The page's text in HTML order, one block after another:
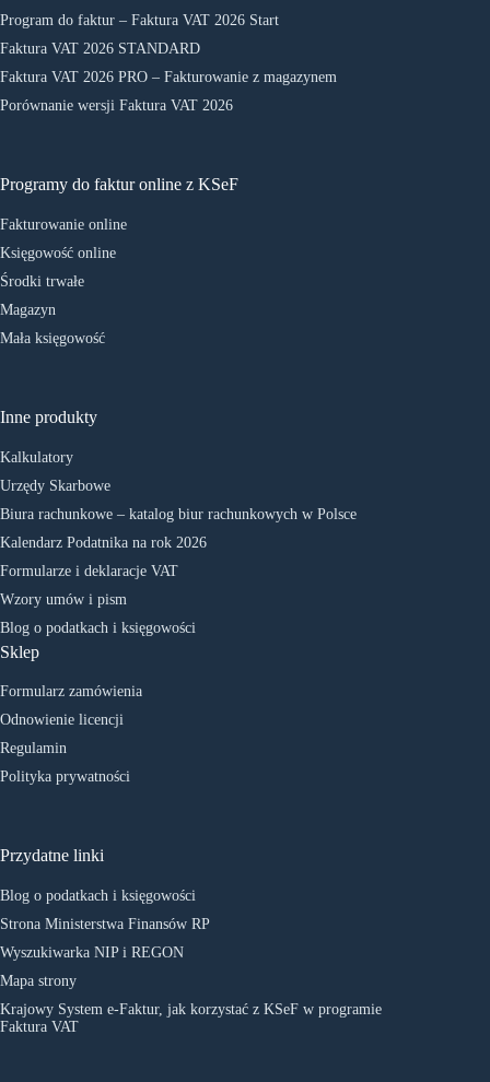
Program do faktur – Faktura VAT 2026 Start
Faktura VAT 2026 STANDARD
Faktura VAT 2026 PRO – Fakturowanie z magazynem
Porównanie wersji Faktura VAT 2026
Programy do faktur online z KSeF
Fakturowanie online
Księgowość online
Środki trwałe
Magazyn
Mała księgowość
Inne produkty
Kalkulatory
Urzędy Skarbowe
Biura rachunkowe – katalog biur rachunkowych w Polsce
Kalendarz Podatnika na rok 2026
Formularze i deklaracje VAT
Wzory umów i pism
Blog o podatkach i księgowości
Sklep
Formularz zamówienia
Odnowienie licencji
Regulamin
Polityka prywatności
Przydatne linki
Blog o podatkach i księgowości
Strona Ministerstwa Finansów RP
Wyszukiwarka NIP i REGON
Mapa strony
Krajowy System e-Faktur, jak korzystać z KSeF w programie
Faktura VAT